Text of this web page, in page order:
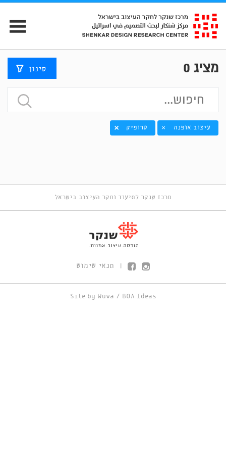
מציג 0 סינון
עיצוב אופנה × טרופיק
מרכז שנקר לתיעוד וחקר העיצוב בישראל
תנאי שימוש
Site by Wuwa / BOA Ideas